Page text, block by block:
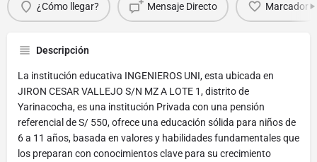
¿Cómo llegar? Mensaje Directo Marcador
Descripción
La institución educativa INGENIEROS UNI, esta ubicada en
JIRON CESAR VALLEJO S/N MZ A LOTE 1, distrito de
Yarinacocha, es una institución Privada con una pensión
referencial de S/ 550, ofrece una educación sólida para niños de
6 a 11 años, basada en valores y habilidades fundamentales que
los preparan con conocimientos clave para su crecimiento